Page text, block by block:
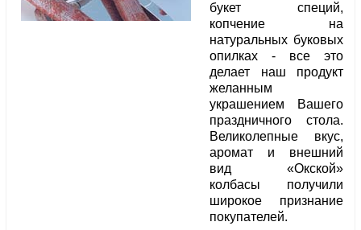
букет специй,
копчение на
натуральных буковых
опилках - все это
делает наш продукт
желанным
украшением Вашего
праздничного стола.
Великолепные вкус,
аромат и внешний
вид «Окской»
колбасы получили
широкое признание
покупателей.